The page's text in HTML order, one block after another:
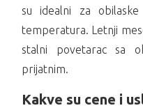
su idealni za
temperatura. Letnji
stalni povetarac sa
prijatnim.
Kakve su cene i